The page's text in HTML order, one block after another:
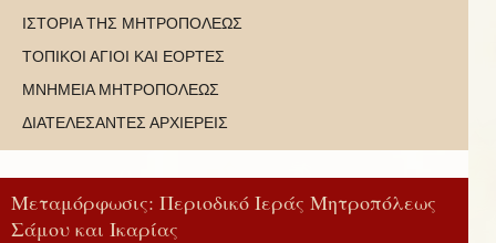
ΙΣΤΟΡΙΑ ΤΗΣ ΜΗΤΡΟΠΟΛΕΩΣ
ΤΟΠΙΚΟΙ ΑΓΙΟΙ ΚΑΙ ΕΟΡΤΕΣ
ΜΝΗΜΕΙΑ ΜΗΤΡΟΠΟΛΕΩΣ
ΔΙΑΤΕΛΕΣΑΝΤΕΣ ΑΡΧΙΕΡΕΙΣ
Μεταμόρφωσις: Περιοδικό Ιεράς Μητροπόλεως
Σάμου και Ικαρίας